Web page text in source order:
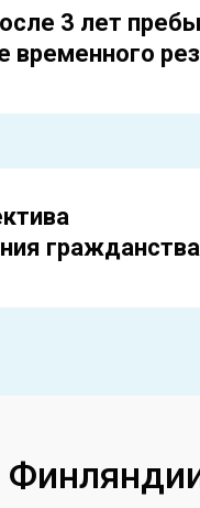
3 лет
временного
гражданства